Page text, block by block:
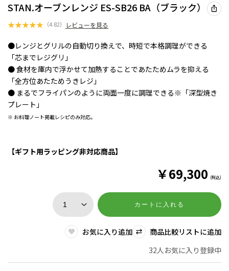
STAN.オーブンレンジ ES-SB26 BA（ブラック）
★★★★★ （4.82） レビューを見る
●レンジとグリルの自動切り換えで、時短で本格調理ができる
「芯までレジグリ」
● 食材を庫内で浮かせて加熱することであたためムラを抑える
「全方位あたためうきレジ」
● まるでフライパンのように両面一度に調理できる※「深型焼き
プレート」
※ お料理ノート掲載レシピのみ対応。
【ギフト用ラッピング非対応商品】
￥69,300 (税込)
カートに入れる
お気に入り追加
商品比較リストに追加
32人お気に入り登録中